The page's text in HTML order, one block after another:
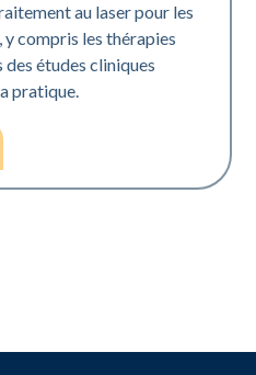
au laser pour les
compris les thérapies
études cliniques
pratique.